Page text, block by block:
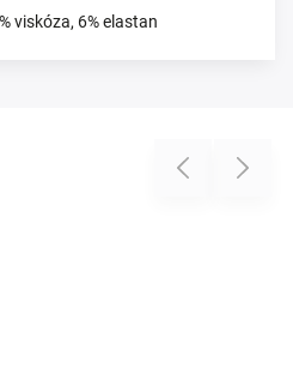
viskóza, 6% elastan
Previous Next